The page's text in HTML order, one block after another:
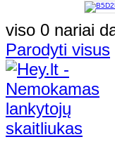
viso 0 nariai
Parodyti visus